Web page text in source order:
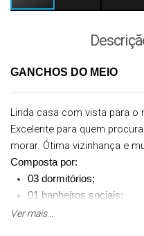
GANCHOS DO MEIO
Linda casa com vista para
Excelente para quem
morar. Ótima vizinhança e
Composta por:
03 dormitórios;
01 banheiros sociais;
estar
Ver mais...